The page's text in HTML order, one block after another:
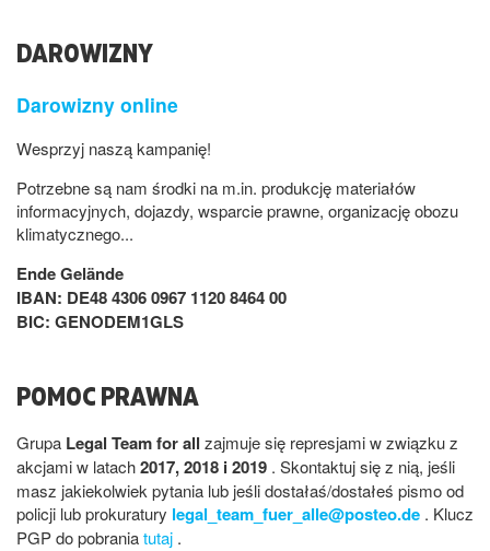
DAROWIZNY
Darowizny online
Wesprzyj naszą kampanię!
Potrzebne są nam środki na m.in. produkcję materiałów
informacyjnych, dojazdy, wsparcie prawne, organizację obozu
klimatycznego...
Ende Gelände
IBAN: DE48 4306 0967 1120 8464 00
BIC: GENODEM1GLS
POMOC PRAWNA
Grupa Legal Team for all zajmuje się represjami w związku z
akcjami w latach2017, 2018 i 2019 . Skontaktuj się z nią, jeśli
masz jakiekolwiek pytania lub jeśli dostałaś/dostałeś pismo od
policji lub prokuratury legal_team_fuer_alle@posteo.de . Klucz
PGP do pobraniatutaj .